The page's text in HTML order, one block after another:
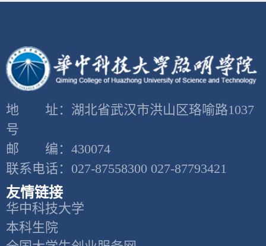
地 址：湖北省武汉市洪山区珞喻路1037
号
邮 编：430074
联系电话：027-87558300 027-87793421
友情链接
华中科技大学
本科生院